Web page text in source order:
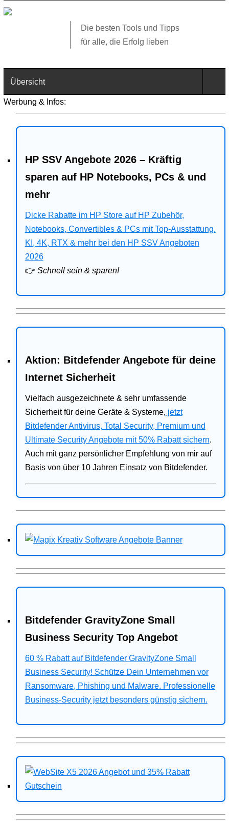
Die besten Tools und Tipps
für alle, die Erfolg lieben
Übersicht
Technik
Web
Business
Angebote
Bitdefender
Ratgeber
Werbung & Infos:
HP SSV Angebote 2026 – Kräftig
sparen auf HP Notebooks, PCs & und
mehr
Dicke Rabatte im HP Store auf HP Zubehör,
Notebooks, Convertibles & PCs mit Top-Ausstattung.
KI, 4K, RTX & mehr bei den HP SSV Angeboten
2026
👉 Schnell sein & sparen!
Aktion: Bitdefender Angebote für deine
Internet Sicherheit
Vielfach ausgezeichnete & sehr umfassende
Sicherheit für deine Geräte & Systeme, jetzt
Bitdefender Antivirus, Total Security, Premium und
Ultimate Security Angebote mit 50% Rabatt sichern.
Auch mit ganz persönlicher Empfehlung von mir auf
Basis von über 10 Jahren Einsatz von Bitdefender.
Bitdefender GravityZone Small
Business Security Top Angebot
60 % Rabatt auf Bitdefender GravityZone Small
Business Security! Schütze Dein Unternehmen vor
Ransomware, Phishing und Malware. Professionelle
Business-Security jetzt besonders günstig sichern.